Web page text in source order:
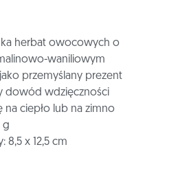
herbat owocowych o
waniliowym
przemyślany prezent
dowód wdzięczności
na ciepło lub na zimno
g
8,5 x 12,5 cm